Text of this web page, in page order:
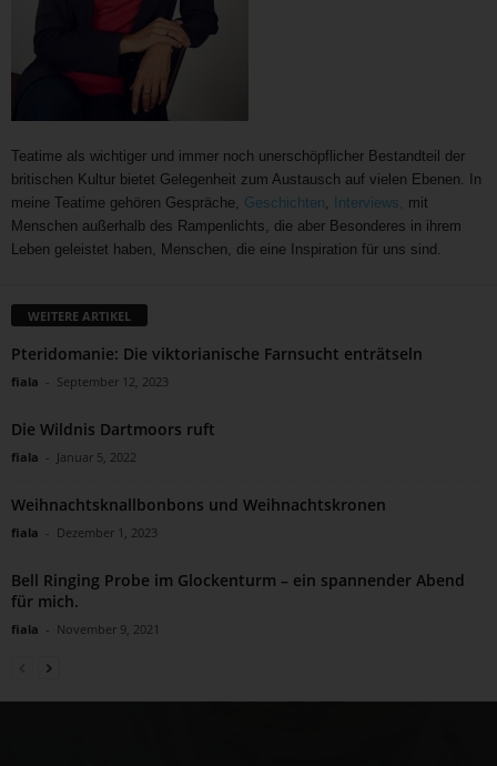
Teatime als wichtiger und immer noch unerschöpflicher Bestandteil der
britischen Kultur bietet Gelegenheit zum Austausch auf vielen Ebenen. In
meine Teatime gehören Gespräche, Geschichten, Interviews, mit
Menschen außerhalb des Rampenlichts, die aber Besonderes in ihrem
Leben geleistet haben, Menschen, die eine Inspiration für uns sind.
WEITERE ARTIKEL
Pteridomanie: Die viktorianische Farnsucht enträtseln
fiala - September 12, 2023
Die Wildnis Dartmoors ruft
fiala - Januar 5, 2022
Weihnachtsknallbonbons und Weihnachtskronen
fiala - Dezember 1, 2023
Bell Ringing Probe im Glockenturm – ein spannender Abend
für mich.
fiala - November 9, 2021